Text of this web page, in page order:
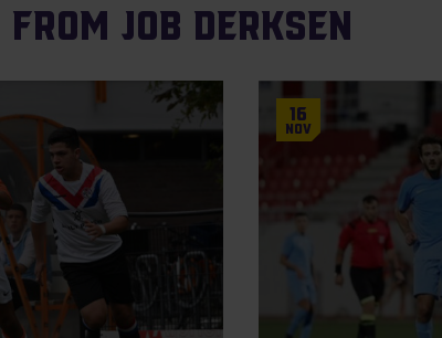
Job Derksen
16
Nov